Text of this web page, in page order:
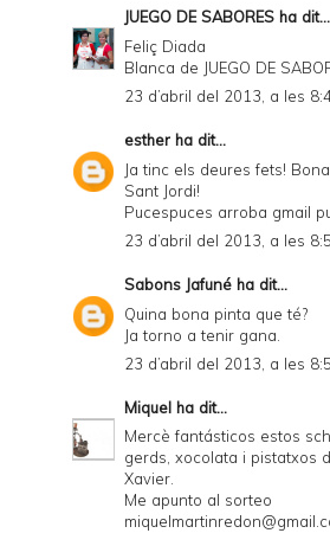
JUEGO DE SABORES ha dit...
Feliç Diada
Blanca de JUEGO DE
23 d’abril del 2013, a les
esther ha dit...
Ja tinc els deures fets!
Sant Jordi!
Pucespuces arroba gmail
23 d’abril del 2013, a les
Sabons Jafuné ha dit...
Quina bona pinta que té?
Ja torno a tenir gana.
23 d’abril del 2013, a les
Miquel ha dit...
Mercè fantásticos estos
gerds, xocolata i pistatxos
Xavier.
Me apunto al sorteo